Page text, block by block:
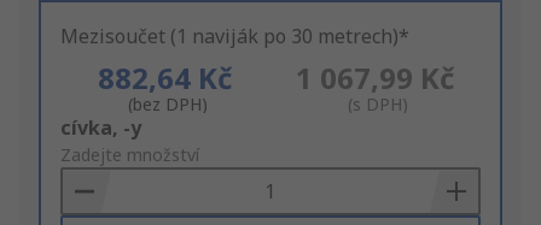
Mezisoučet (1 naviják po 30 metrech)*
882,64 Kč
(bez DPH)
1 067,99 Kč
(s DPH)
Add
to
Basket
cívka, -y
Zadejte množství